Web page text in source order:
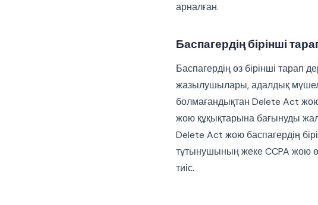
арналған.
Баспагердің бірінші
Баспагердің өз бірінші тарап
жазылушылары, адалдық
болмағандықтан Delete Act жою
жою құқықтарына бағынуды
Delete Act жою баспагердің
тұтынушының жеке CCPA жою
тиіс.